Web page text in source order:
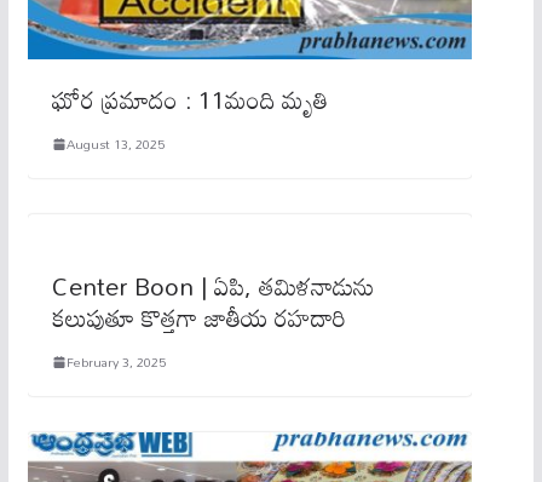
ఘోర ప్రమాదం : 11మంది మృతి
August 13, 2025
Center Boon | ఏపి, తమిళనాడును
కలుపుతూ కొత్తగా జాతీయ రహదారి
February 3, 2025